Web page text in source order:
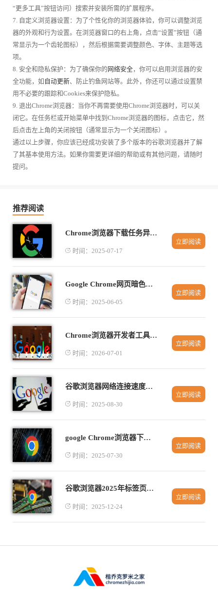
“更多工具”按钮访问）搜索并安装所需的扩展程序。
7. 自定义浏览器设置：为了个性化你的浏览器体验，你可以调整浏览
器的外观和行为设置。在浏览器窗口的右上角，点击“设置”按钮（通
常显示为一个齿轮图标），然后根据需要调整颜色、字体、主题等选
项。
8. 安全和隐私保护：为了确保你的网络安全，你可以启用浏览器的安
全功能，如 自动更新、防止钓鱼网站等。此外，你还可以通过设置禁
用不必要的跟踪和Cookies来保护隐私。
9. 退出Chrome浏览器：当你不再需要使用Chrome浏览器时，可以关
闭它。在任务栏或开始菜单中找到Chrome浏览器的图标，点击它，然
后点击左上角的关闭按钮（通常显示为一个关闭图标）。
通过以上步骤，你应该已经成功安装了多个版本的谷歌浏览器并了解
了其基本使用方法。如果你需要更详细的帮助或有其他问题，请随时
提问。
推荐阅读
Chrome浏览器下载任务异常报警配置流程
时间：2025-07-17
立即阅读
Google Chrome网页暗色模式适配效果评估
时间：2025-06-05
立即阅读
Chrome浏览器开发者工具高级调试及性能分析完整教程
时间：2026-07-01
立即阅读
谷歌浏览器网络连接速度测试工具推荐
时间：2025-08-30
立即阅读
google Chrome浏览器下载安装包下载完成后性能优化技巧
时间：2025-07-30
立即阅读
谷歌浏览器2025年标签页快捷操作效率提升教程
时间：2025-12-24
立即阅读